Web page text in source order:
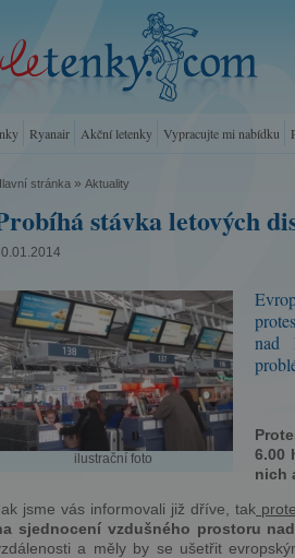
Ryanair Akční letenky Vypracujte mi nabídku
stránka » Aktuality
stávka letových
ilustrační foto
nad
6.00
nich
jsme vás informovali již dříve, tak
sjednocení vzdušného prostoru
a měly by se ušetřit